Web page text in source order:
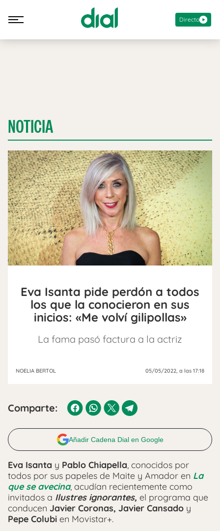
Directo
NOTICIA
Eva Isanta pide perdón a todos
los que la conocieron en sus
inicios: «Me volví gilipollas»
La fama pasó factura a la actriz
NOELIA BERTOL 05/05/2022 , a las 17:18
Comparte:
Añadir Cadena Dial en Google
Eva Isanta y Pablo Chiapella, conocidos por
todos por sus papeles de Maite y Amador en La
que se avecina, acudían recientemente como
invitados a Ilustres ignorantes, el programa que
conducen Javier Coronas, Javier Cansado y
Pepe Colubi en Movistar+.